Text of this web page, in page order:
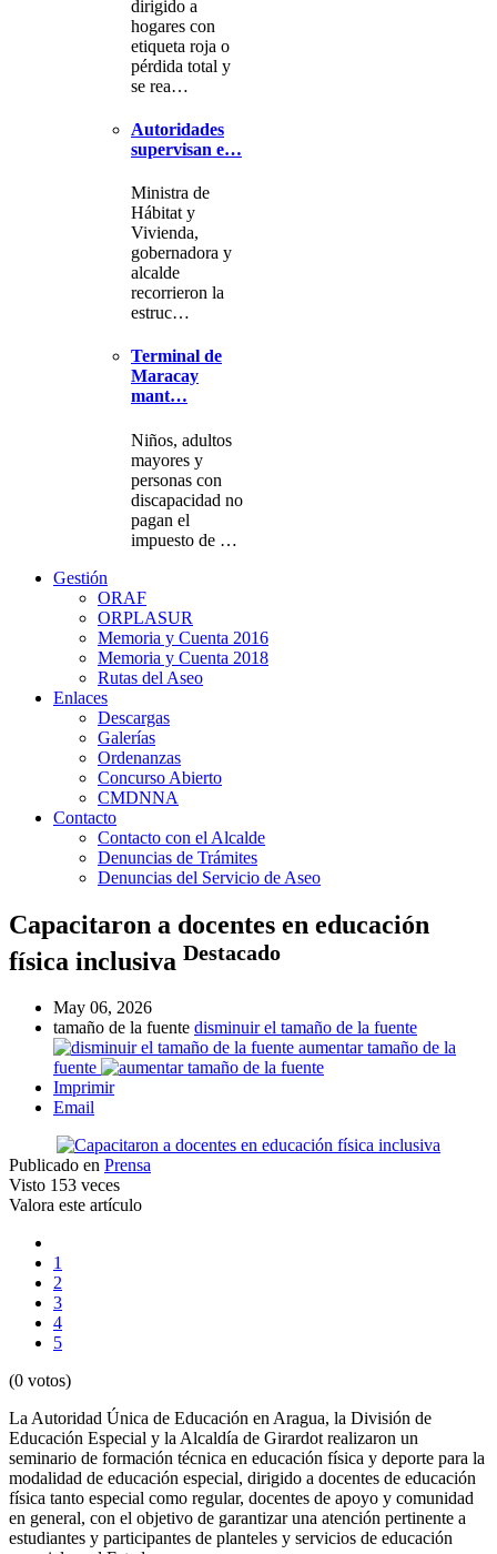
dirigido a
hogares con
etiqueta roja o
pérdida total y
se rea…
Autoridades
supervisan e…
Ministra de
Hábitat y
Vivienda,
gobernadora y
alcalde
recorrieron la
estruc…
Terminal de
Maracay
mant…
Niños, adultos
mayores y
personas con
discapacidad no
pagan el
impuesto de …
Gestión
ORAF
ORPLASUR
Memoria y Cuenta 2016
Memoria y Cuenta 2018
Rutas del Aseo
Enlaces
Descargas
Galerías
Ordenanzas
Concurso Abierto
CMDNNA
Contacto
Contacto con el Alcalde
Denuncias de Trámites
Denuncias del Servicio de Aseo
Capacitaron a docentes en educación
física inclusiva Destacado
May 06, 2026
tamaño de la fuente disminuir el tamaño de la fuente
aumentar tamaño de la
fuente
Imprimir
Email
Publicado en Prensa
Visto 153 veces
Valora este artículo
1
2
3
4
5
(0 votos)
La Autoridad Única de Educación en Aragua, la División de
Educación Especial y la Alcaldía de Girardot realizaron un
seminario de formación técnica en educación física y deporte para la
modalidad de educación especial, dirigido a docentes de educación
física tanto especial como regular, docentes de apoyo y comunidad
en general, con el objetivo de garantizar una atención pertinente a
estudiantes y participantes de planteles y servicios de educación